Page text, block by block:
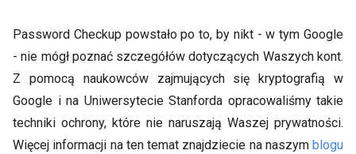
Password Checkup powstało po to, by nikt - w tym Google
- nie mógł poznać szczegółów dotyczących Waszych kont.
Z pomocą naukowców zajmujących się kryptografią w
Google i na Uniwersytecie Stanforda opracowaliśmy takie
techniki ochrony, które nie naruszają Waszej prywatności.
Więcej informacji na ten temat znajdziecie na naszym blogu